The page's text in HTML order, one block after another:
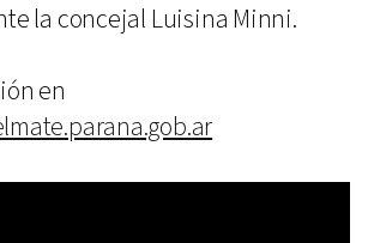
la concejal Luisina Minni.
en